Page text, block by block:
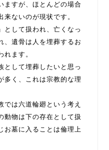
ますが、ほとんどの場合
来ないのが現状です。
として扱われ、亡くなっ
、遺骨は人を埋葬するお
れます。
として埋葬したいと思っ
多く、これは宗教的な理
では六道輪廻という考え
動物は下の存在として扱
お墓に入ることは倫理上